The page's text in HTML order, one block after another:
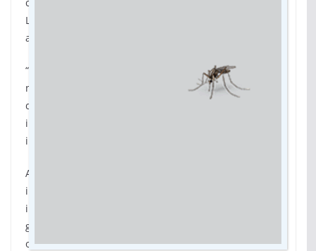
Libras e destacou a importância da ferramenta para
a comunidade surda.
“Está excelente. Vai ajudar muito na comunicação e
na acessibilidade, porque a gente enfrenta muita
dificuldade quando chega em lugares que não têm
intérprete. Então estamos muito felizes com essa
iniciativa”, afirmou.
A Central de Libras Digital funciona 24 horas por dia,
inclusive aos finais de semana e feriados, com
intérpretes em regime de plantão. O acesso é
gratuito e poderá ser ampliado gradativamente para
outros serviços públicos estaduais.